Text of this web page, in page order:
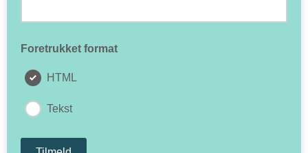
Foretrukket format
HTML
Tekst